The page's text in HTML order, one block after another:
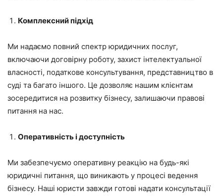
Комплексний підхід
Ми надаємо повний спектр юридичних послуг,
включаючи договірну роботу, захист інтелектуальної
власності, податкове консультування, представництво в
суді та багато іншого. Це дозволяє нашим клієнтам
зосередитися на розвитку бізнесу, залишаючи правові
питання на нас.
Оперативність і доступність
Ми забезпечуємо оперативну реакцію на будь-які
юридичні питання, що виникають у процесі ведення
бізнесу. Наші юристи завжди готові надати консультації